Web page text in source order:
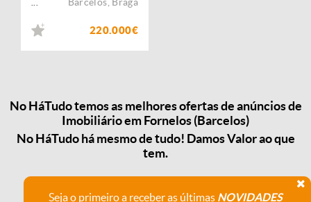
220.000€
No HáTudo temos as melhores ofertas de anúncios de
Imobiliário em Fornelos (Barcelos)
No HáTudo há mesmo de tudo! Damos Valor ao que
tem.
Seja o primeiro a receber as últimas NOVIDADES